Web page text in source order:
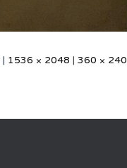
| 1536 × 2048 | 360 × 240